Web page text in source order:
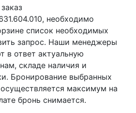
необходимо
список необходимых
запрос. Наши менеджеры
в ответ актуальную
складе наличия и
Бронирование выбранных
максимум на
бронь снимается.